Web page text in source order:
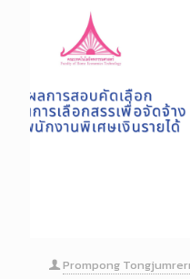
Prompong